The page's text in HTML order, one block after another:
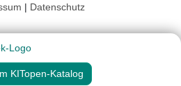
| Datenschutz
KITopen-Katalog